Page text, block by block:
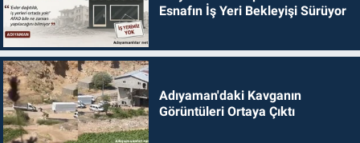
Esnafın İş Yeri Bekleyişi Sürüyor
Adıyaman'daki Kavganın
Görüntüleri Ortaya Çıktı